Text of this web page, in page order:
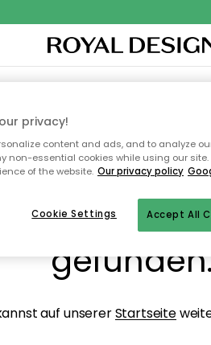
TEXTILIEN & TEPPICHEKÜCHE
die Seite
auf unsererStartseite
privacy!
content and ads, and to analyze
non-essential cookies while using our site.
of the website. Our privacy policy
Accept All
Cookie Settings